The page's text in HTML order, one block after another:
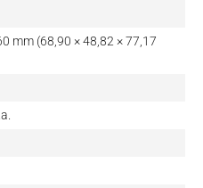
mm (68,90 × 48,82 × 77,17